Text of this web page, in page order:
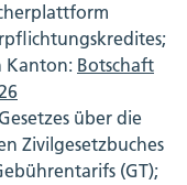
Kanton: Botschaft
über die
Zivilgesetzbuches
(GT);